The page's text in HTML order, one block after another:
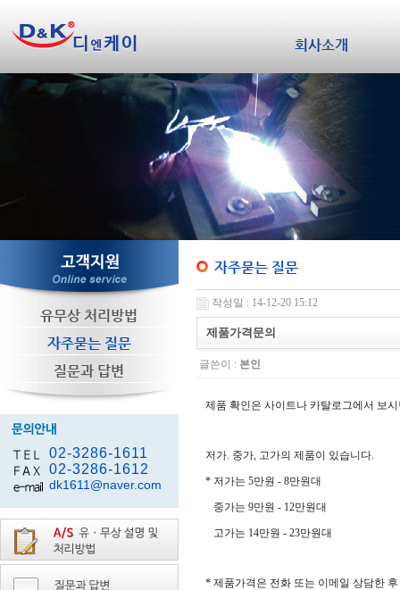
회사소개
유무상 처리방법
자주묻는 질문
질문과 답변
02-3286-1611
02-3286-1612
dk1611@naver.com
자주묻는 질문
작성일 : 14-12-20 15:12
제품가격문의
글쓴이 : 본인
제품 확인은 사이트나 카탈로그에서 보
저가. 중가, 고가의 제품이 있습니다.
* 저가는 5만원 - 8만원대
중가는 9만원 - 12만원대
고가는 14만원 - 23만원대
* 제품가격은 전화 또는 이메일 상담한